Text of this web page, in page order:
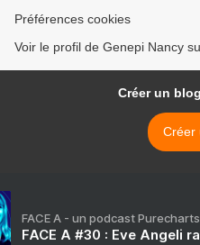
Préférences cookies
Voir le profil de Genepi Nancy
Créer un
Créer
FACE A - un podcast Purecharts
FACE A #30 : Eve Angeli